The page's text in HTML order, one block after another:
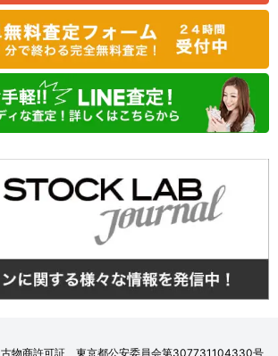
古物商許可証 東京都公安委員会第307731104330号